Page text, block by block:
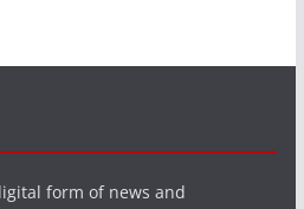
form of news and